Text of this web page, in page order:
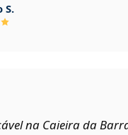
S.
na Caieira da